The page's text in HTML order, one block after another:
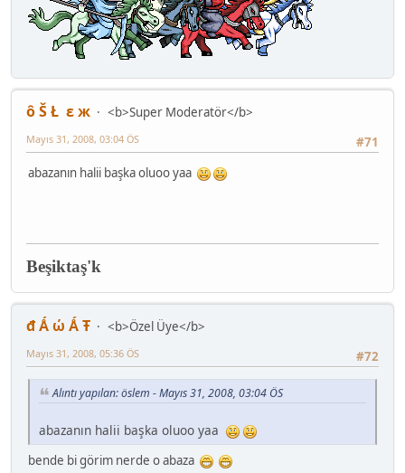
ô Š Ł ε ж
<b>Super Moderatör</b>
#71
Mayıs 31, 2008, 03:04 ÖS
abazanın halii başka oluoo yaa
Beşiktaş'k
đ Ǻ ώ Ǻ Ŧ
<b>Özel Üye</b>
#72
Mayıs 31, 2008, 05:36 ÖS
Alıntı yapılan: öslem - Mayıs 31, 2008, 03:04 ÖS
abazanın halii başka oluoo yaa
bende bi görim nerde o abaza